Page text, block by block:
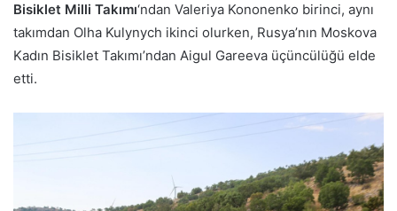
Bisiklet Milli Takımı‘ndan Valeriya Kononenko birinci, aynı
takımdan Olha Kulynych ikinci olurken, Rusya’nın Moskova
Kadın Bisiklet Takımı’ndan Aigul Gareeva üçüncülüğü elde
etti.